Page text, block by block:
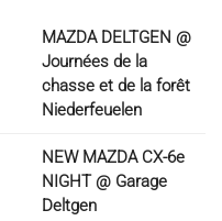
MAZDA DELTGEN @
Journées de la
chasse et de la forêt
Niederfeuelen
NEW MAZDA CX-6e
NIGHT @ Garage
Deltgen